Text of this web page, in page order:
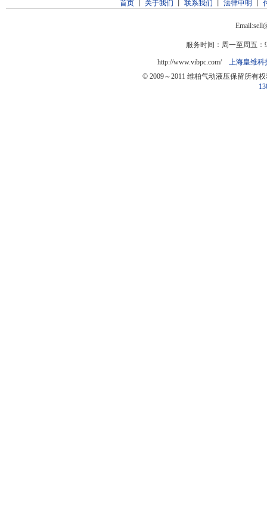
首页丨 关于我们 联系我们 法律申明
服务时间：周一至周五：
http://www.vibpc.com/ 上海皇维科
© 2009～2011 维柏气动液压保留所有